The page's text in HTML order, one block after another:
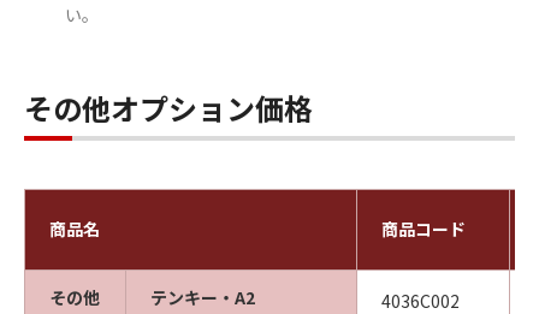
い。
その他オプション価格
商品名 商品コード
その他 テンキー・A2 4036C002